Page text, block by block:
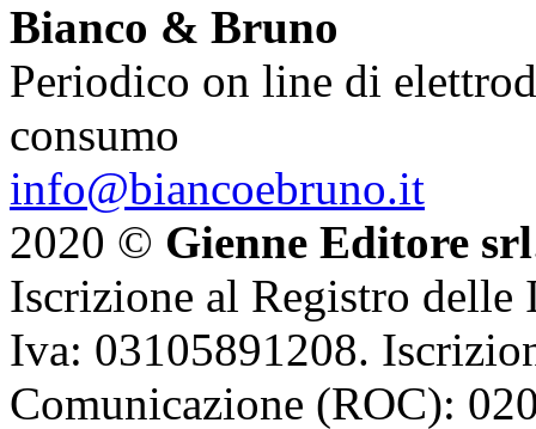
Bianco & Bruno
Periodico on line di
consumo
info@biancoebruno.it
2020 © Gienne Editore srl
Iscrizione al Registro delle
Iva: 03105891208.
Comunicazione (ROC):